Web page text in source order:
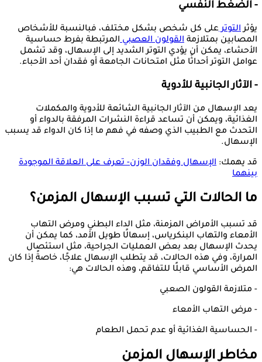
- الضغط النفسي
يؤثرالتوترعلى كل شخص بشكل مختلف، فبالنسبة للأشخاص
المصابين بمتلازمة القولون العصبيالمرتبطة بفرط حساسية
الأحشاء، يمكن أن يؤدي التوتر الشديد إلى الإسهال، وقد تشمل
عوامل التوتر أحداثًا مثل امتحانات الجامعة أو فقدان أحد الأحباء.
- الآثار الجانبية للأدوية
يعد الإسهال من الآثار الجانبية الشائعة للأدوية والمكملات
الغذائية، ويمكن أن تساعد قراءة النشرات المرفقة بالدواء أو
التحدث مع الطبيب الذي وصفه في فهم ما إذا كان الدواء قد يسبب
الإسهال.
قد يهمك: الإسهال وفقدان الوزن- تعرف على العلاقة الموجودة
بينهما
ما الحالات التي تسبب الإسهال المزمن؟
قد تسبب الأمراض المزمنة، مثل الداء البطني ومرض التهاب
الأمعاء والتهاب البنكرياس، إسهالًا طويل الأمد، كما يمكن أن
يحدث الإسهال بعد بعض العمليات الجراحية، مثل استئصال
المرارة، وفي هذه الحالات، قد يتطلب الإسهال علاجًا، خاصةً إذا كان
المرض الأساسي قابلًا للتفاقم، وهذه الحالات هي:
- متلازمة القولون الصعبي
- مرض التهاب الأمعاء
- الحساسية الغذائية أو عدم تحمل الطعام
مخاطر الإسهال المزمن